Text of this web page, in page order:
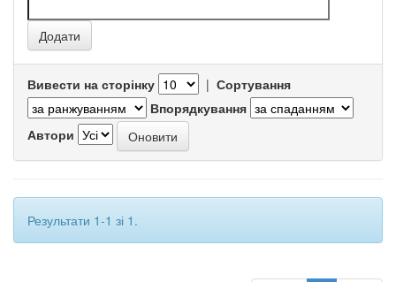
Вивести на сторінку | Сортування
Впорядкування
Автори
Результати 1-1 зі 1.